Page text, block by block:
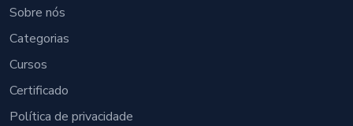
Sobre nós
Categorias
Cursos
Certificado
Política de privacidade